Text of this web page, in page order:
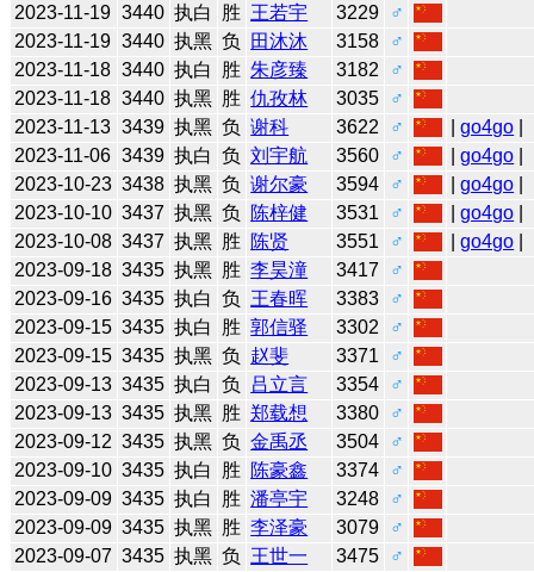
2023-11-19 3440 执白 胜 王若宇 3229
♂
2023-11-19 3440 执黑 负 田沐沐 3158
♂
2023-11-18 3440 执白 胜 朱彦臻 3182
♂
2023-11-18 3440 执黑 胜 仇孜林 3035
♂
2023-11-13 3439 执黑 负 谢科 3622 ♂ |go4go
2023-11-06 3439 执白 负 刘宇航 3560 ♂ |go4go
2023-10-23 3438 执黑 负 谢尔豪 3594 ♂ |go4go
2023-10-10 3437 执黑 负 陈梓健 3531 ♂ |go4go
2023-10-08 3437 执黑 胜 陈贤 3551 ♂ |go4go
2023-09-18 3435 执黑 胜 李昊潼 3417
♂
2023-09-16 3435 执白 负 王春晖 3383
♂
2023-09-15 3435 执白 胜 郭信驿 3302
♂
2023-09-15 3435 执黑 负 赵斐 3371
♂
2023-09-13 3435 执白 负 吕立言 3354
♂
2023-09-13 3435 执黑 胜 郑载想 3380
♂
2023-09-12 3435 执黑 负 金禹丞 3504
♂
2023-09-10 3435 执白 胜 陈豪鑫 3374
♂
2023-09-09 3435 执白 胜 潘亭宇 3248
♂
2023-09-09 3435 执黑 胜 李泽豪 3079
♂
2023-09-07 3435 执黑 负 王世一 3475
♂